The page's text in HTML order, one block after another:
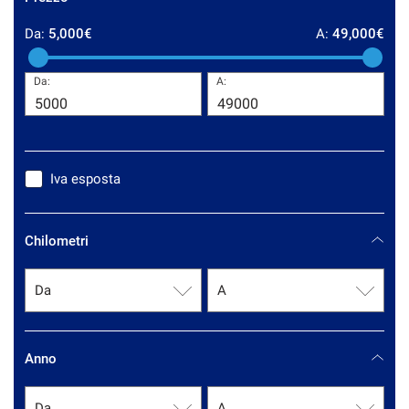
Da: 5,000€ A: 49,000€
Da: A:
Iva esposta
Chilometri
Anno
strumenti
di
tracciamento
rimanda
Puoi
e
modificare
tue
scelte
in
qualsiasi